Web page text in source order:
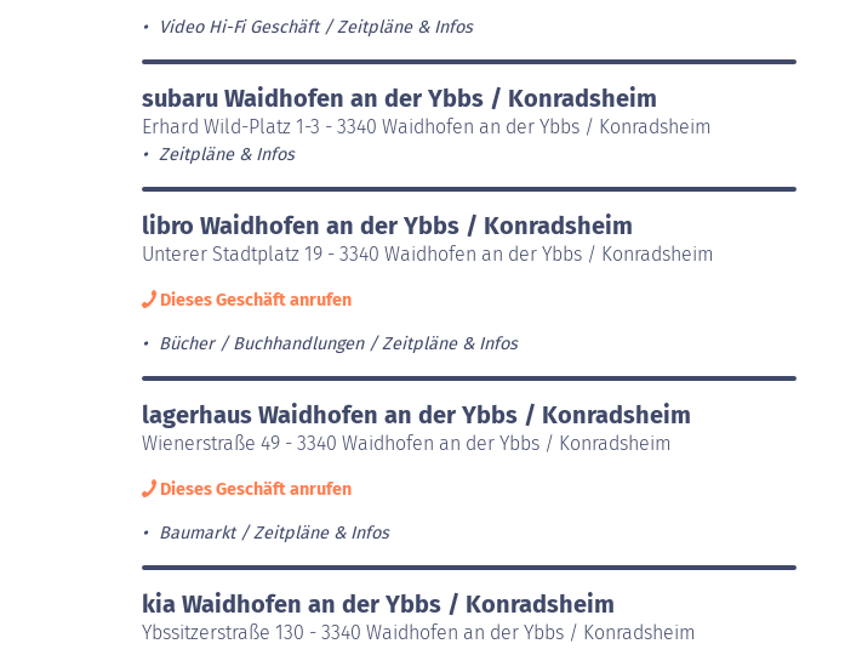
Video Hi-Fi Geschäft Zeitpläne & Infos
subaru Waidhofen an der Ybbs / Konradsheim
Erhard Wild-Platz 1-3 - 3340 Waidhofen an der Ybbs / Konradsheim
Zeitpläne & Infos
libro Waidhofen an der Ybbs / Konradsheim
Unterer Stadtplatz 19 - 3340 Waidhofen an der Ybbs / Konradsheim
Dieses Geschäft anrufen
Bücher / Buchhandlungen Zeitpläne & Infos
lagerhaus Waidhofen an der Ybbs / Konradsheim
Wienerstraße 49 - 3340 Waidhofen an der Ybbs / Konradsheim
Dieses Geschäft anrufen
Baumarkt Zeitpläne & Infos
kia Waidhofen an der Ybbs / Konradsheim
Ybssitzerstraße 130 - 3340 Waidhofen an der Ybbs / Konradsheim